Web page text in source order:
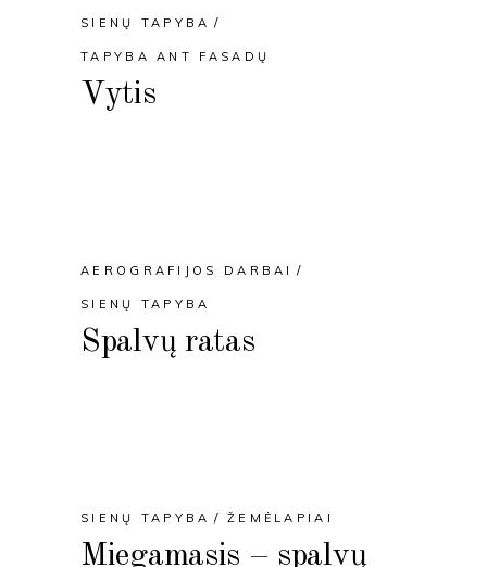
SIENŲ TAPYBA
TAPYBA ANT FASADŲ
Vytis
AEROGRAFIJOS DARBAI
SIENŲ TAPYBA
Spalvų ratas
SIENŲ TAPYBA ŽEMĖLAPIAI
Miegamasis – spalvų